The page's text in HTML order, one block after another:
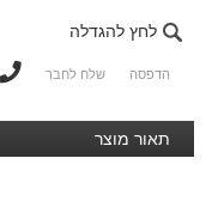
לחץ להגדלה
הדפסה שלח לחבר
תאור מוצר